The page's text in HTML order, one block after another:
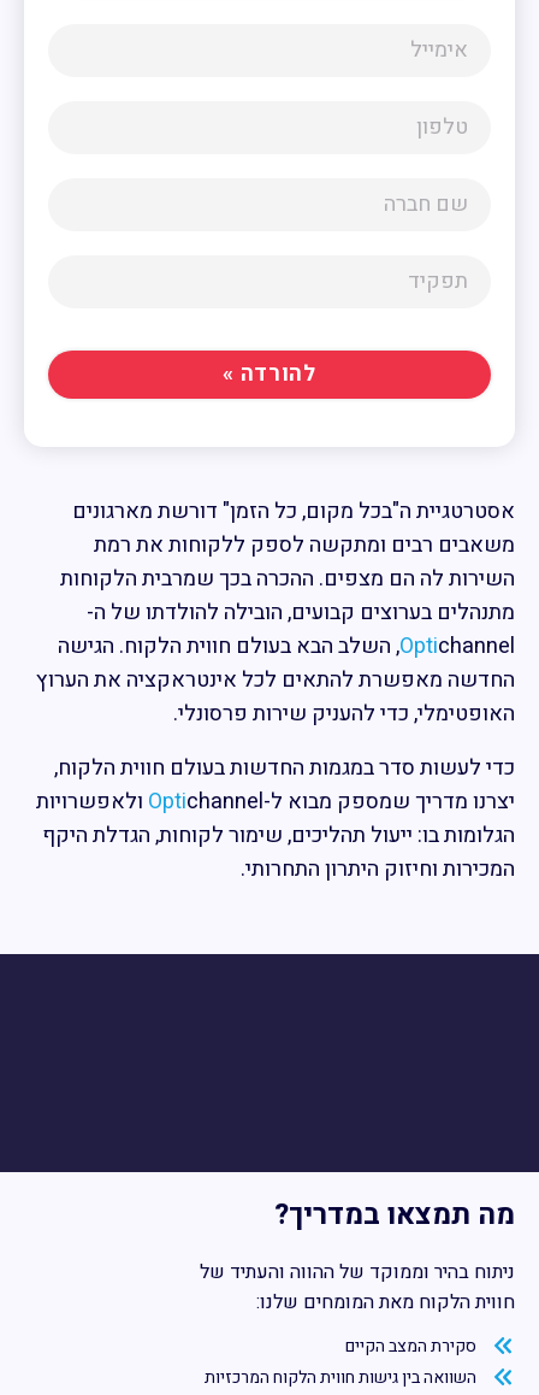
להורדה »
אסטרטגיית ה"בכל מקום, כל הזמן" דורשת מארגונים
משאבים רבים ומתקשה לספק ללקוחות את רמת
השירות לה הם מצפים. ההכרה בכך שמרבית הלקוחות
מתנהלים בערוצים קבועים, הובילה להולדתו של ה-
Optichannel, השלב הבא בעולם חווית הלקוח. הגישה
החדשה מאפשרת להתאים לכל אינטראקציה את הערוץ
האופטימלי, כדי להעניק שירות פרסונלי.
כדי לעשות סדר במגמות החדשות בעולם חווית הלקוח,
יצרנו מדריך שמספק מבוא ל-
Opti channel ולאפשרויות
הגלומות בו: ייעול תהליכים, שימור לקוחות, הגדלת היקף
המכירות וחיזוק היתרון התחרותי.
מה תמצאו במדריך?
ניתוח בהיר וממוקד של ההווה והעתיד של
חווית הלקוח מאת המומחים שלנו:
סקירת המצב הקיים
השוואה בין גישות חווית הלקוח המרכזיות